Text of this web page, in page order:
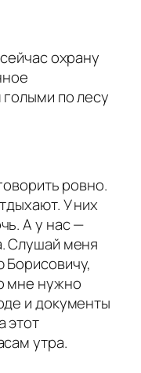
охрану
по лесу
ровно.
У них
А у нас —
Слушай меня
мне нужно
и документы
этот
утра.